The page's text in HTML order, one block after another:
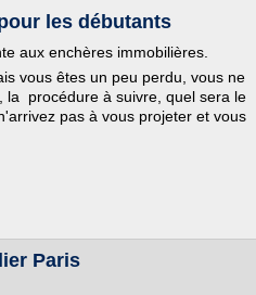
les débutants
aux enchères immobilières.
vous êtes un peu perdu, vous ne
la procédure à suivre, quel sera le
pas à vous projeter et vous
Paris